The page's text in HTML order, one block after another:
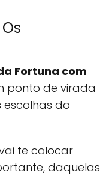
Fortuna com
ponto de virada
escolhas do
te colocar
daquelas